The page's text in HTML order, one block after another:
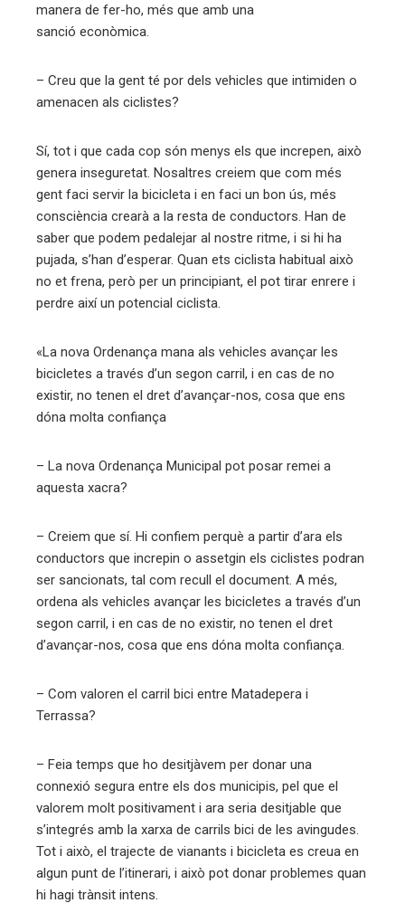
manera de fer-ho, més que amb una
sanció econòmica.
– Creu que la gent té por dels vehicles que intimiden o
amenacen als ciclistes?
Sí, tot i que cada cop són menys els que increpen, això
genera inseguretat. Nosaltres creiem que com més
gent faci servir la bicicleta i en faci un bon ús, més
consciència crearà a la resta de conductors. Han de
saber que podem pedalejar al nostre ritme, i si hi ha
pujada, s’han d’esperar. Quan ets ciclista habitual això
no et frena, però per un principiant, el pot tirar enrere i
perdre així un potencial ciclista.
«La nova Ordenança mana als vehicles avançar les
bicicletes a través d’un segon carril, i en cas de no
existir, no tenen el dret d’avançar-nos, cosa que ens
dóna molta confiança
– La nova Ordenança Municipal pot posar remei a
aquesta xacra?
– Creiem que sí. Hi confiem perquè a partir d’ara els
conductors que increpin o assetgin els ciclistes podran
ser sancionats, tal com recull el document. A més,
ordena als vehicles avançar les bicicletes a través d’un
segon carril, i en cas de no existir, no tenen el dret
d’avançar-nos, cosa que ens dóna molta confiança.
– Com valoren el carril bici entre Matadepera i
Terrassa?
– Feia temps que ho desitjàvem per donar una
connexió segura entre els dos municipis, pel que el
valorem molt positivament i ara seria desitjable que
s’integrés amb la xarxa de carrils bici de les avingudes.
Tot i això, el trajecte de vianants i bicicleta es creua en
algun punt de l’itinerari, i això pot donar problemes quan
hi hagi trànsit intens.